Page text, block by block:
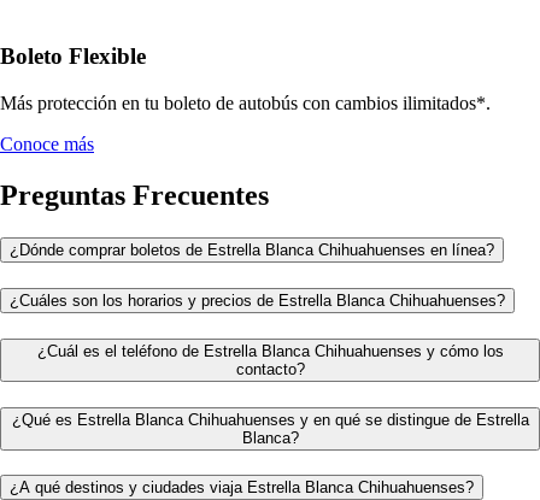
Boleto Flexible
Más protección en tu boleto de autobús con cambios ilimitados*.
Conoce más
Preguntas Frecuentes
¿Dónde comprar boletos de Estrella Blanca Chihuahuenses en línea?
¿Cuáles son los horarios y precios de Estrella Blanca Chihuahuenses?
¿Cuál es el teléfono de Estrella Blanca Chihuahuenses y cómo los
contacto?
¿Qué es Estrella Blanca Chihuahuenses y en qué se distingue de Estrella
Blanca?
¿A qué destinos y ciudades viaja Estrella Blanca Chihuahuenses?